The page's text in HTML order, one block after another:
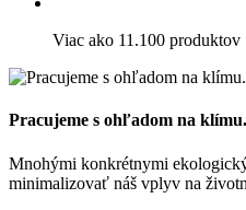
Viac ako 11.100 produktov
Pracujeme s ohľadom na klímu.
Mnohými konkrétnymi
minimalizovať náš vplyv na